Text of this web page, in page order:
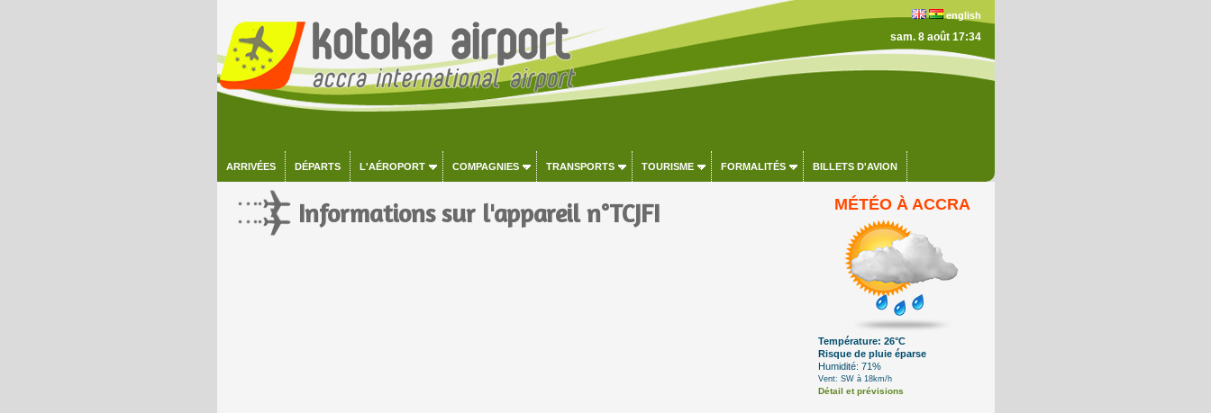
english
sam. 8 août 17:34
ARRIVÉES DÉPARTS L'AÉROPORT COMPAGNIES TRANSPORTS TOURISME FORMALITÉS BILLETS D'AVION
Informations sur l'appareil n°TCJFI MÉTÉO À ACCRA
Température: 26°C
Risque de pluie éparse
Humidité: 71%
Vent: SW à 18km/h
Détail et prévisions